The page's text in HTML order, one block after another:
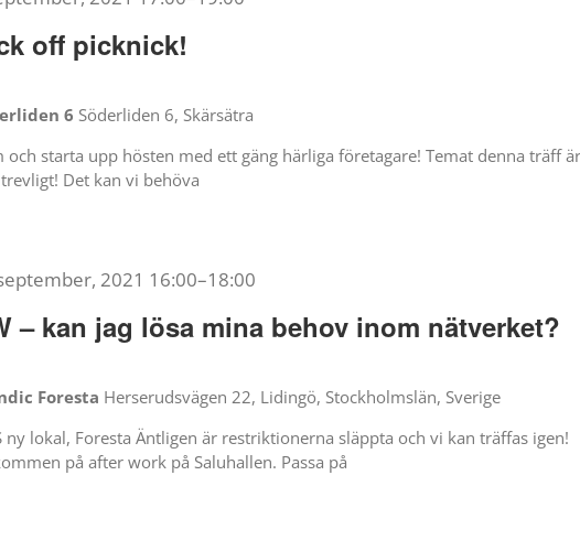
off picknick!
6 Söderliden 6, Skärsätra
och starta upp hösten med ett gäng härliga företagare! Temat denna träff
Det kan vi behöva
– kan jag lösa mina behov inom nätverket?
2021 16:00–18:00
Foresta Herserudsvägen 22, Lidingö, Stockholmslän, Sverige
ny lokal, Foresta Äntligen är restriktionerna släppta och vi kan träffas igen!
på after work på Saluhallen. Passa på